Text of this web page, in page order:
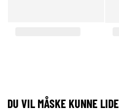
DU VIL MÅSKE KUNNE LIDE